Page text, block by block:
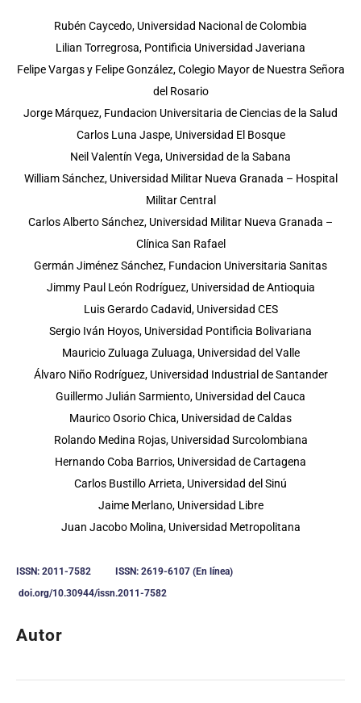
Rubén Caycedo, Universidad Nacional de Colombia
Lilian Torregrosa, Pontificia Universidad Javeriana
Felipe Vargas y Felipe González, Colegio Mayor de Nuestra Señora
del Rosario
Jorge Márquez, Fundacion Universitaria de Ciencias de la Salud
Carlos Luna Jaspe, Universidad El Bosque
Neil Valentín Vega, Universidad de la Sabana
William Sánchez, Universidad Militar Nueva Granada – Hospital
Militar Central
Carlos Alberto Sánchez, Universidad Militar Nueva Granada –
Clínica San Rafael
Germán Jiménez Sánchez, Fundacion Universitaria Sanitas
Jimmy Paul León Rodríguez, Universidad de Antioquia
Luis Gerardo Cadavid, Universidad CES
Sergio Iván Hoyos, Universidad Pontificia Bolivariana
Mauricio Zuluaga Zuluaga, Universidad del Valle
Álvaro Niño Rodríguez, Universidad Industrial de Santander
Guillermo Julián Sarmiento, Universidad del Cauca
Maurico Osorio Chica, Universidad de Caldas
Rolando Medina Rojas, Universidad Surcolombiana
Hernando Coba Barrios, Universidad de Cartagena
Carlos Bustillo Arrieta, Universidad del Sinú
Jaime Merlano, Universidad Libre
Juan Jacobo Molina, Universidad Metropolitana
ISSN: 2011-7582 ISSN: 2619-6107 (En línea)
doi.org/10.30944/issn.2011-7582
Autor